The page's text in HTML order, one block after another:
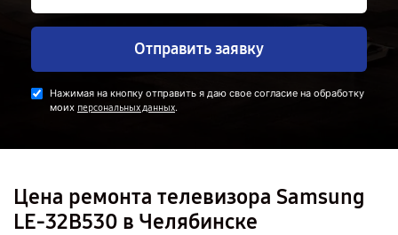
Отправить заявку
Нажимая на кнопку отправить я даю свое согласие на обработку
моих персональных данных.
Цена ремонта телевизора Samsung
LE-32B530 в Челябинске